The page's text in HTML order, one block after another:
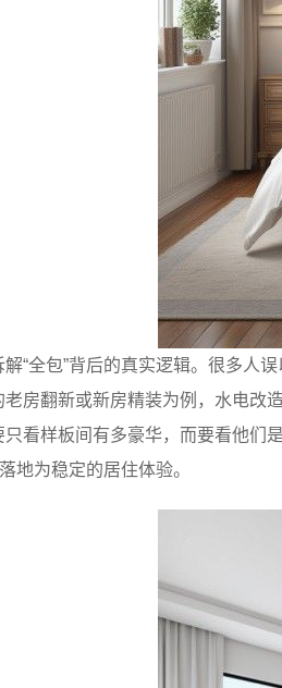
“全包”背后的真实逻辑。很多人
房翻新或新房精装为例，水电改
看样板间有多豪华，而要看他们
地为稳定的居住体验。